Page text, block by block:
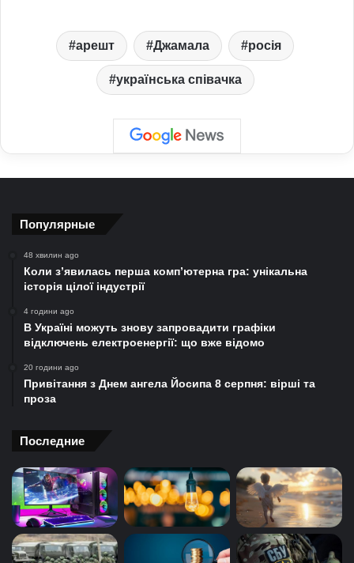
арешт Джамала росія
українська співачка
Популярные
48 хвилин ago
Коли з’явилась перша комп’ютерна гра: унікальна
історія цілої індустрії
4 години ago
В Україні можуть знову запровадити графіки
відключень електроенергії: що вже відомо
20 години ago
Привітання з Днем ангела Йосипа 8 серпня: вірші та
проза
Последние